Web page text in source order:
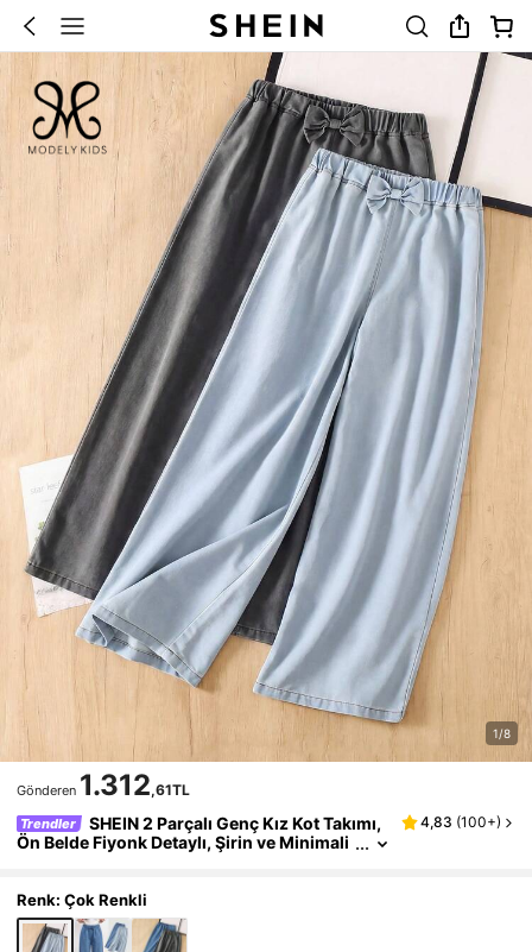
1/8
Gönderen 1.312,61TL
Trendler
SHEIN 2 Parçalı Genç Kız Kot Takımı,
Ön Belde Fiyonk Detaylı, Şirin ve Minimali
çık Mavi + Gri Yıkanmış Kot Kumaş, Günlük Gi
yim ve Tatil İçin Uygun
4,83 (100+)
Renk: Çok Renkli